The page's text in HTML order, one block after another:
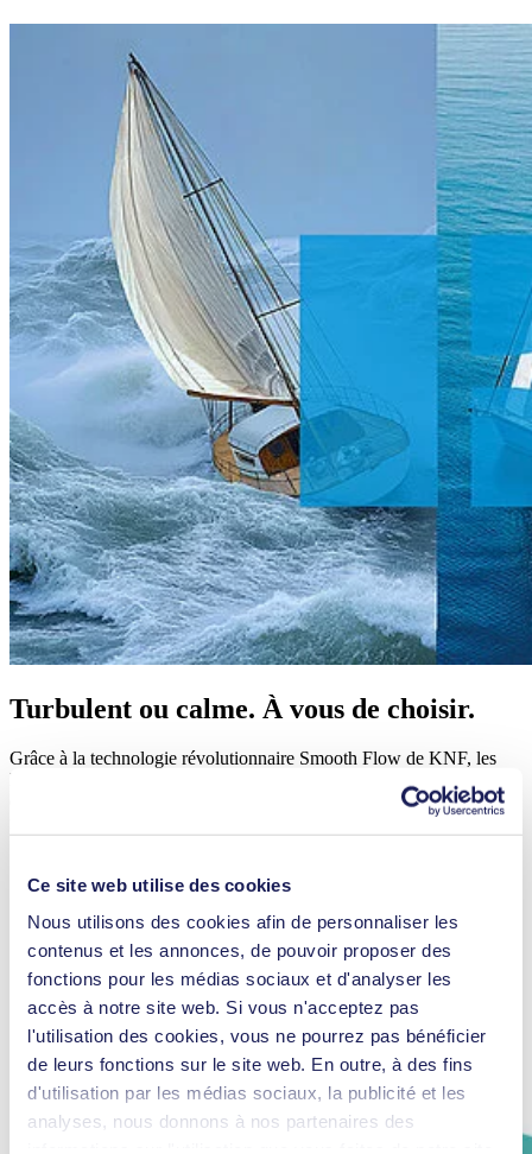
Ce site web utilise des cookies
Nous utilisons des cookies afin de personnaliser les
contenus et les annonces, de pouvoir proposer des
fonctions pour les médias sociaux et d'analyser les
accès à notre site web. Si vous n'acceptez pas
l'utilisation des cookies, vous ne pourrez pas bénéficier
de leurs fonctions sur le site web. En outre, à des fins
d'utilisation par les médias sociaux, la publicité et les
analyses, nous donnons à nos partenaires des
Turbulent ou calme. À vous de choisir.
Grâce à la technologie révolutionnaire Smooth Flow de KNF, les
liquides sensibles peuvent être transférés de manière propre et
efficace. Cette technologie offre également la faible pulsation